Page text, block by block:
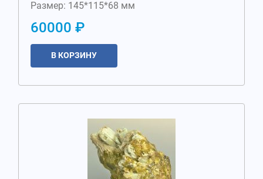
Размер: 145*115*68 мм
60000 ₽
В КОРЗИНУ